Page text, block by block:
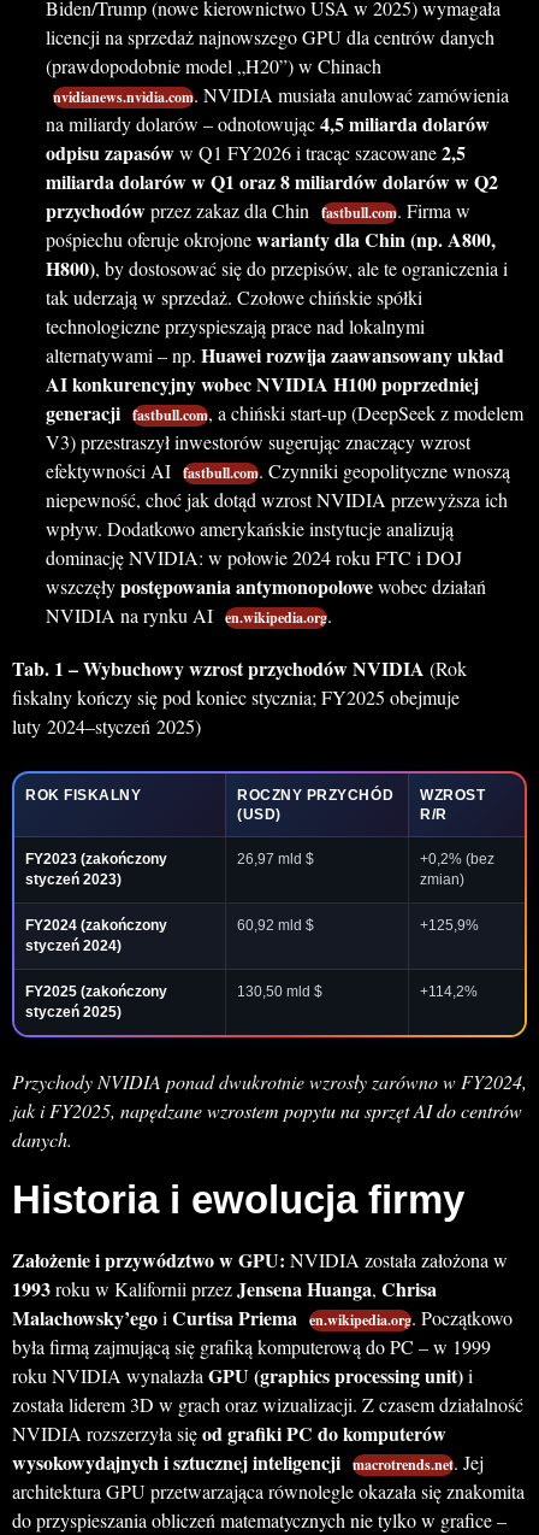
Biden/Trump (nowe kierownictwo USA w 2025) wymagała
licencji na sprzedaż najnowszego GPU dla centrów danych
(prawdopodobnie model „H20”) w Chinach
nvidianews.nvidia.com. NVIDIA musiała anulować zamówienia
na miliardy dolarów – odnotowując4,5 miliarda dolarów
odpisu zapasóww Q1 FY2026 i tracąc szacowane2,5
miliarda dolarów w Q1 oraz 8 miliardów dolarów w Q2
przychodówprzez zakaz dla Chin fastbull.com. Firma w
pośpiechu oferuje okrojonewarianty dla Chin (np. A800,
H800), by dostosować się do przepisów, ale te ograniczenia i
tak uderzają w sprzedaż. Czołowe chińskie spółki
technologiczne przyspieszają prace nad lokalnymi
alternatywami – np. Huawei rozwija zaawansowany układ
AI konkurencyjny wobec NVIDIA H100 poprzedniej
generacji fastbull.com, a chiński start-up (DeepSeek z modelem
V3) przestraszył inwestorów sugerując znaczący wzrost
efektywności AI fastbull.com. Czynniki geopolityczne wnoszą
niepewność, choć jak dotąd wzrost NVIDIA przewyższa ich
wpływ. Dodatkowo amerykańskie instytucje analizują
dominację NVIDIA: w połowie 2024 roku FTC i DOJ
wszczęłypostępowania antymonopolowewobec działań
NVIDIA na rynku AI en.wikipedia.org.
Tab. 1 – Wybuchowy wzrost przychodów NVIDIA (Rok
fiskalny kończy się pod koniec stycznia; FY2025 obejmuje
luty 2024–styczeń 2025)
ROK FISKALNY
ROCZNY PRZYCHÓD
(USD)
WZROST
R/R
FY2023 (zakończony
styczeń 2023)
26,97 mld $
+0,2% (bez
zmian)
FY2024 (zakończony
styczeń 2024)
60,92 mld $ +125,9%
FY2025 (zakończony
styczeń 2025)
130,50 mld $ +114,2%
Przychody NVIDIA ponad dwukrotnie wzrosły zarówno w FY2024,
jak i FY2025, napędzane wzrostem popytu na sprzęt AI do centrów
danych.
Historia i ewolucja firmy
Założenie i przywództwo w GPU: NVIDIA została założona w
1993roku w Kalifornii przezJensena Huanga, Chrisa
Malachowsky’egoiCurtisa Priema en.wikipedia.org. Początkowo
była firmą zajmującą się grafiką komputerową do PC – w 1999
roku NVIDIA wynalazłaGPU (graphics processing unit)i
została liderem 3D w grach oraz wizualizacji. Z czasem działalność
NVIDIA rozszerzyła sięod grafiki PC do komputerów
wysokowydajnych i sztucznej inteligencji macrotrends.net. Jej
architektura GPU przetwarzająca równolegle okazała się znakomita
do przyspieszania obliczeń matematycznych nie tylko w grafice –